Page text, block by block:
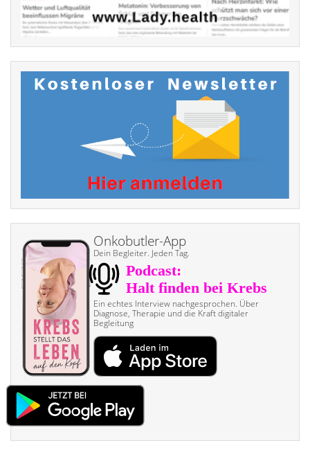
Onkobutler-App
Dein Begleiter. Jeden Tag.
Ein echtes Interview nach­gesprochen. Über
Diagnose, Therapie und die Kraft digitaler
Begleitung